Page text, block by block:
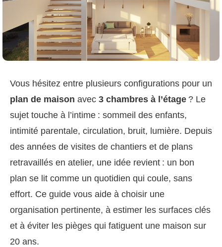
Vous hésitez entre plusieurs configurations pour un
plan de maison avec 3 chambres à l’étage ? Le
sujet touche à l’intime : sommeil des enfants,
intimité parentale, circulation, bruit, lumière. Depuis
des années de visites de chantiers et de plans
retravaillés en atelier, une idée revient : un bon
plan se lit comme un quotidien qui coule, sans
effort. Ce guide vous aide à choisir une
organisation pertinente, à estimer les surfaces clés
et à éviter les pièges qui fatiguent une maison sur
20 ans.